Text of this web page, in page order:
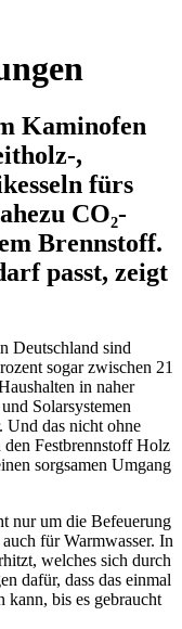
Kaminofen
,
fürs
CO₂-
Brennstoff.
passt, zeigt
Deutschland sind
sogar zwischen 21
in naher
Solarsystemen
Und das nicht ohne
Festbrennstoff Holz
sorgsamen Umgang
nur um die Befeuerung
für Warmwasser. In
welches sich durch
dafür, dass das einmal
kann, bis es gebraucht